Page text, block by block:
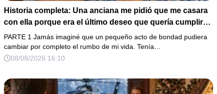
Historia completa: Una anciana me pidió que me casara
con ella porque era el último deseo que quería cumplir
antes de morir. Después de su fallecimiento, su abogado
puso en mis manos una vieja bolsa de hospital que
había conservado durante años y me dijo: «Ella te eligió
PARTE 1 Jamás imaginé que un pequeño acto de bondad pudiera
cambiar por completo el rumbo de mi vida. Tenía…
08/08/2026 16:10